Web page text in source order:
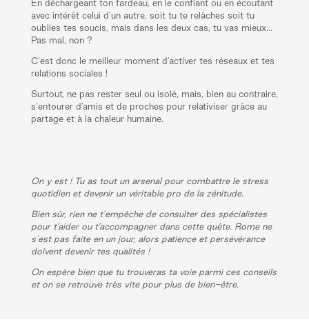
En déchargeant ton fardeau, en le confiant ou en écoutant
avec intérêt celui d’un autre, soit tu te relâches soit tu
oublies tes soucis, mais dans les deux cas, tu vas mieux…
Pas mal, non ?
C’est donc le meilleur moment d’activer tes réseaux et tes
relations sociales !
Surtout, ne pas rester seul ou isolé, mais, bien au contraire,
s’entourer d’amis et de proches pour relativiser grâce au
partage et à la chaleur humaine.
On y est ! Tu as tout un arsenal pour combattre le stress
quotidien et devenir un véritable pro de la zénitude.
Bien sûr, rien ne t’empêche de consulter des spécialistes
pour t’aider ou t’accompagner dans cette quête. Rome ne
s’est pas faite en un jour, alors patience et persévérance
doivent devenir tes qualités !
On espère bien que tu trouveras ta voie parmi ces conseils
et on se retrouve très vite pour plus de bien-être.